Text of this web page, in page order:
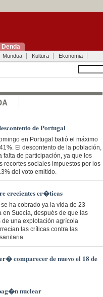
Denda
Mundua Kultura Ekonomia
de Portugal
en Portugal batió el máximo
El descontento de la población,
falta de participación, ya que los
recortes sociales impuestos por los
del voto emitido.
crecientes cr�ticas
ha cobrado ya la vida de 23
en Suecia, después de que las
una explotación agrícola
las críticas contra las
comparecer de nuevo el 18 de
nuclear